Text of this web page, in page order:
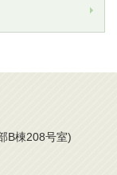
B棟208号室)